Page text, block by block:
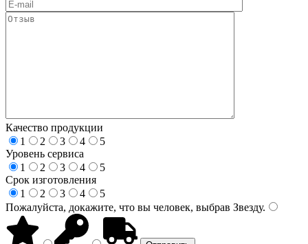
Качество продукции
1
2 3 4
5
Уровень сервиса
1
2 3 4
5
Срок изготовления
1
2 3 4
5
Пожалуйста, докажите, что вы человек, выбрав Звезду.